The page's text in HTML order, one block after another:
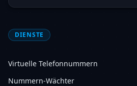
DIENSTE
Virtuelle Telefonnummern
Nummern-Wächter